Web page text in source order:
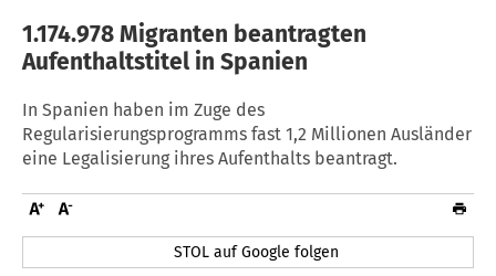
1.174.978 Migranten beantragten
Aufenthaltstitel in Spanien
In Spanien haben im Zuge des
Regularisierungsprogramms fast 1,2 Millionen Ausländer
eine Legalisierung ihres Aufenthalts beantragt.
STOL auf Google folgen